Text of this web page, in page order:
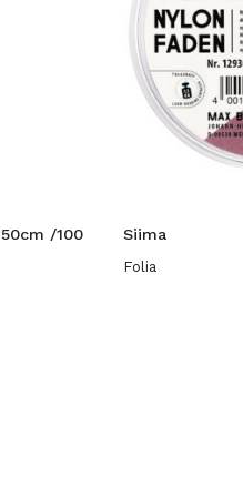
/100
Siima
Folia